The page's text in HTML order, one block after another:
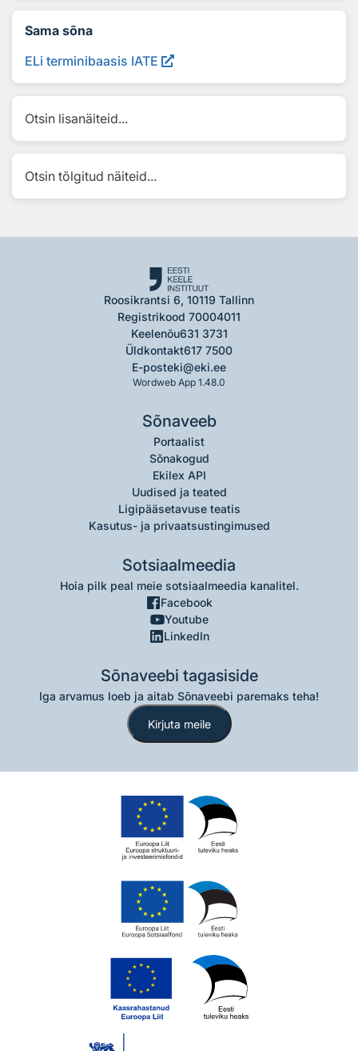
Sama sõna
ELi terminibaasis IATE
Otsin lisanäiteid...
Otsin tõlgitud näiteid...
Roosikrantsi 6, 10119 Tallinn
Registrikood 70004011
Keelenõu631 3731
Üldkontakt617 7500
E-posteki@eki.ee
Wordweb App 1.48.0
Sõnaveeb
Portaalist
Sõnakogud
Ekilex API
Uudised ja teated
Ligipääsetavuse teatis
Kasutus- ja privaatsustingimused
Sotsiaalmeedia
Hoia pilk peal meie sotsiaalmeedia kanalitel.
Facebook
Youtube
LinkedIn
Sõnaveebi tagasiside
Iga arvamus loeb ja aitab Sõnaveebi paremaks teha!
Kirjuta meile